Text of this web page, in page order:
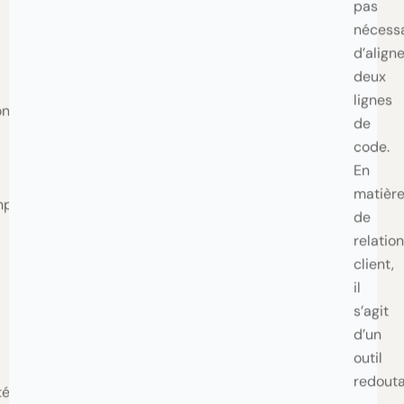
deux
lignes
de
code.
En
matière
de
relation
client,
il
s’agit
d’un
outil